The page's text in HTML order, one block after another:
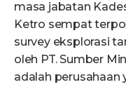
masa jabatan
Ketro sempat
survey eksplorasi
oleh PT. Sumber
adalah